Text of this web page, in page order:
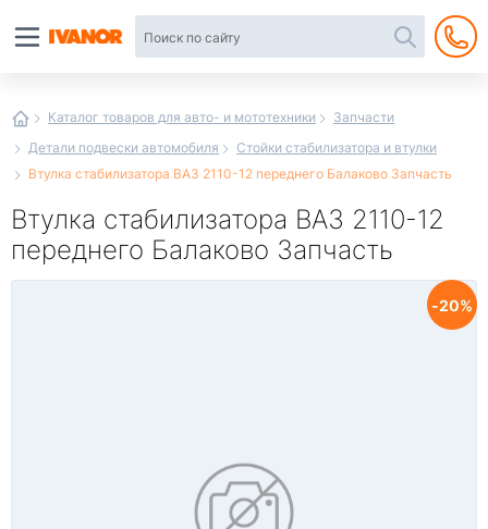
Каталог товаров для авто- и мототехники
Запчасти
Детали подвески автомобиля
Стойки стабилизатора и втулки
Втулка стабилизатора ВАЗ 2110-12 переднего Балаково Запчасть
Втулка стабилизатора ВАЗ 2110-12
переднего Балаково Запчасть
20
интернет-